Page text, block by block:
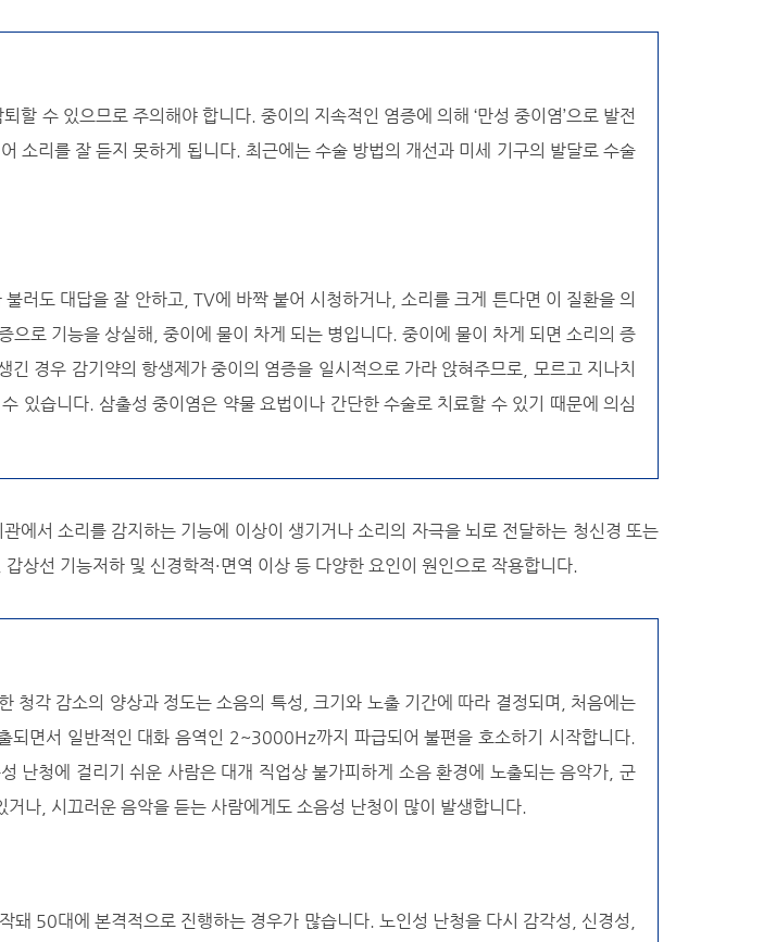
수 있으므로 주의해야 합니다. 중이의 지속적인 염증에 의해 ‘만성 중이염’으로 발전
소리를 잘 듣지 못하게 됩니다. 최근에는 수술 방법의 개선과 미세 기구의 발달로 수술
러도 대답을 잘 안하고, TV에 바짝 붙어 시청하거나, 소리를 크게 튼다면 이 질환을 의
로 기능을 상실해, 중이에 물이 차게 되는 병입니다. 중이에 물이 차게 되면 소리의 증
경우 감기약의 항생제가 중이의 염증을 일시적으로 가라 앉혀주므로, 모르고 지나치
있습니다. 삼출성 중이염은 약물 요법이나 간단한 수술로 치료할 수 있기 때문에 의심
에서 소리를 감지하는 기능에 이상이 생기거나 소리의 자극을 뇌로 전달하는 청신경 또는
상선 기능저하 및 신경학적·면역 이상 등 다양한 요인이 원인으로 작용합니다.
청각 감소의 양상과 정도는 소음의 특성, 크기와 노출 기간에 따라 결정되며, 처음에는
면서 일반적인 대화 음역인 2~3000Hz까지 파급되어 불편을 호소하기 시작합니다.
난청에 걸리기 쉬운 사람은 대개 직업상 불가피하게 소음 환경에 노출되는 음악가, 군
나, 시끄러운 음악을 듣는 사람에게도 소음성 난청이 많이 발생합니다.
50대에 본격적으로 진행하는 경우가 많습니다. 노인성 난청을 다시 감각성, 신경성,